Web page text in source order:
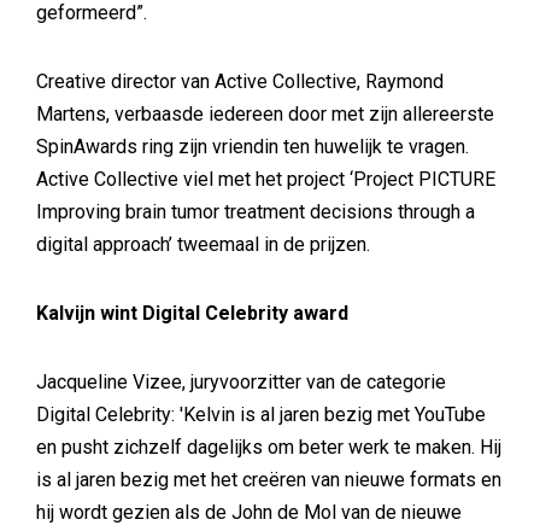
geformeerd”.
Creative director van Active Collective, Raymond
Martens, verbaasde iedereen door met zijn allereerste
SpinAwards ring zijn vriendin ten huwelijk te vragen.
Active Collective viel met het project ‘Project PICTURE
Improving brain tumor treatment decisions through a
digital approach’ tweemaal in de prijzen.
Kalvijn wint Digital Celebrity award
Jacqueline Vizee, juryvoorzitter van de categorie
Digital Celebrity: 'Kelvin is al jaren bezig met YouTube
en pusht zichzelf dagelijks om beter werk te maken. Hij
is al jaren bezig met het creëren van nieuwe formats en
hij wordt gezien als de John de Mol van de nieuwe